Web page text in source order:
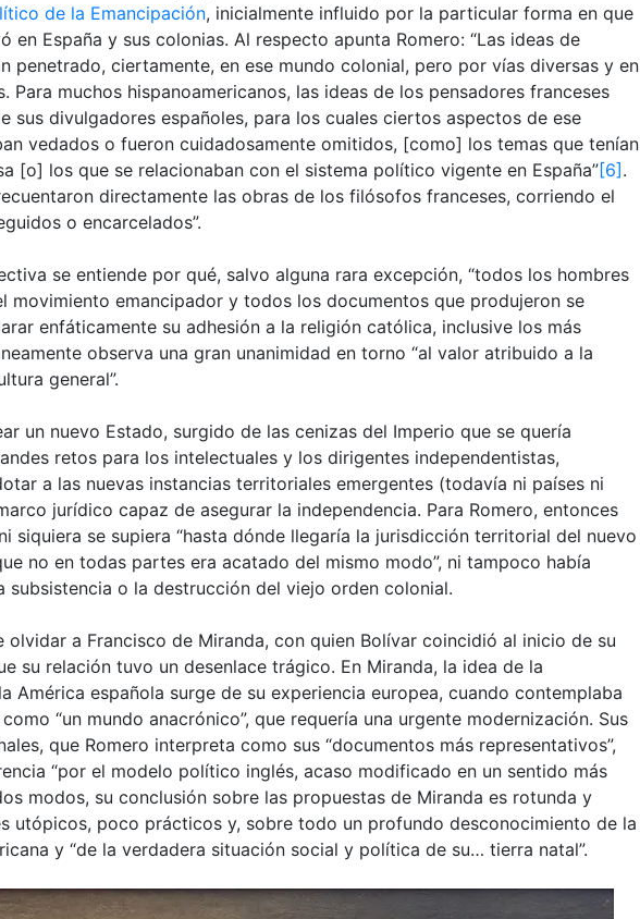
de la Emancipación, inicialmente influido por la particular forma en que
en España y sus colonias. Al respecto apunta Romero: “Las ideas de
penetrado, ciertamente, en ese mundo colonial, pero por vías diversas y en
Para muchos hispanoamericanos, las ideas de los pensadores franceses
sus divulgadores españoles, para los cuales ciertos aspectos de ese
vedados o fueron cuidadosamente omitidos, [como] los temas que tenían
[o] los que se relacionaban con el sistema político vigente en España”[6].
directamente las obras de los filósofos franceses, corriendo el
o encarcelados”.
se entiende por qué, salvo alguna rara excepción, “todos los hombres
movimiento emancipador y todos los documentos que produjeron se
enfáticamente su adhesión a la religión católica, inclusive los más
observa una gran unanimidad en torno “al valor atribuido a la
general”.
un nuevo Estado, surgido de las cenizas del Imperio que se quería
retos para los intelectuales y los dirigentes independentistas,
a las nuevas instancias territoriales emergentes (todavía ni países ni
jurídico capaz de asegurar la independencia. Para Romero, entonces
siquiera se supiera “hasta dónde llegaría la jurisdicción territorial del nuevo
no en todas partes era acatado del mismo modo”, ni tampoco había
subsistencia o la destrucción del viejo orden colonial.
olvidar a Francisco de Miranda, con quien Bolívar coincidió al inicio de su
su relación tuvo un desenlace trágico. En Miranda, la idea de la
América española surge de su experiencia europea, cuando contemplaba
“un mundo anacrónico”, que requería una urgente modernización. Sus
que Romero interpreta como sus “documentos más representativos”,
“por el modelo político inglés, acaso modificado en un sentido más
modos, su conclusión sobre las propuestas de Miranda es rotunda y
utópicos, poco prácticos y, sobre todo un profundo desconocimiento de la
y “de la verdadera situación social y política de su… tierra natal”.